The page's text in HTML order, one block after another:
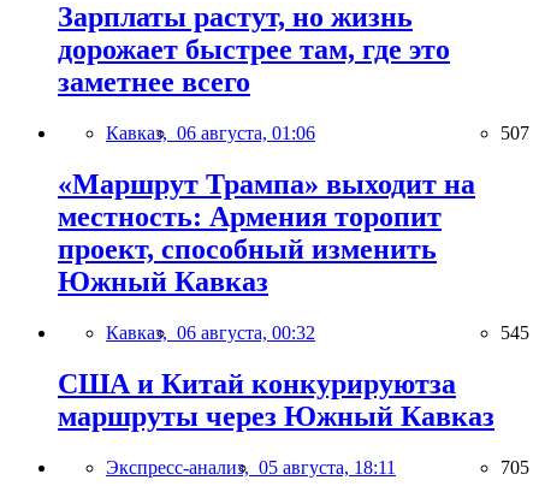
Зарплаты растут, но жизнь
дорожает быстрее там, где это
заметнее всего
Кавказ, 06 августа, 01:06 507
«Маршрут Трампа» выходит на
местность: Армения торопит
проект, способный изменить
Южный Кавказ
Кавказ, 06 августа, 00:32 545
США и Китай конкурируютза
маршруты через Южный Кавказ
Экспресс-анализ, 05 августа, 18:11 705